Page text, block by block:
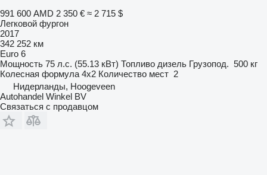
991 600 AMD 2 350 € ≈ 2 715 $
Легковой фургон
2017
342 252 км
Euro 6
Мощность 75 л.с. (55.13 кВт) Топливо дизель Грузопод. 500 кг
Колесная формула 4x2 Количество мест 2
Нидерланды, Hoogeveen
Autohandel Winkel BV
Связаться с продавцом